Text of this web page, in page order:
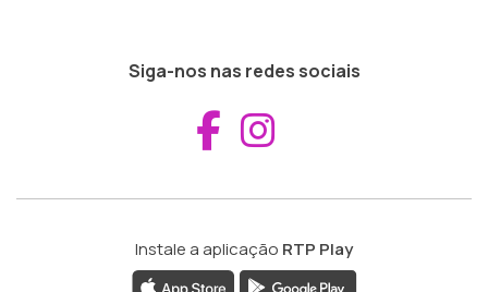
Siga-nos nas redes sociais
Aceder ao
Instale a aplicação RTP Play